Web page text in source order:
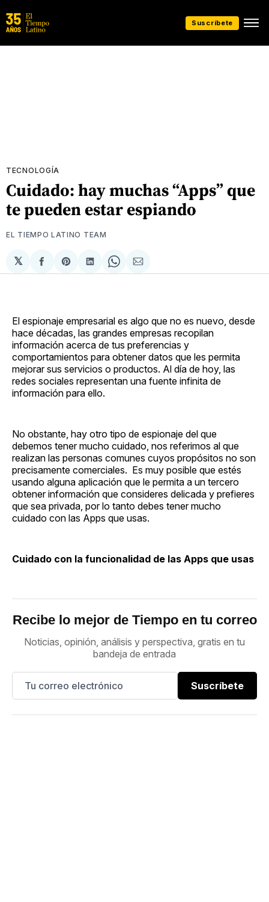
Suscríbete
TECNOLOGÍA
Cuidado: hay muchas “Apps” que
te pueden estar espiando
EL TIEMPO LATINO TEAM
𝕏
Compartir
en
Share
on
Compartir
en
Share
on
Compartir
via
El espionaje empresarial es algo que no es nuevo, desde
hace décadas, las grandes empresas recopilan
información acerca de tus preferencias y
comportamientos para obtener datos que les permita
mejorar sus servicios o productos. Al día de hoy, las
redes sociales representan una fuente infinita de
información para ello.
No obstante, hay otro tipo de espionaje del que
debemos tener mucho cuidado, nos referimos al que
realizan las personas comunes cuyos propósitos no son
precisamente comerciales. Es muy posible que estés
usando alguna aplicación que le permita a un tercero
obtener información que consideres delicada y prefieres
que sea privada, por lo tanto debes tener mucho
cuidado con las Apps que usas.
Cuidado con la funcionalidad de las Apps que usas
Recibe lo mejor de Tiempo en tu correo
Noticias, opinión, análisis y perspectiva, gratis en tu
bandeja de entrada
Suscríbete